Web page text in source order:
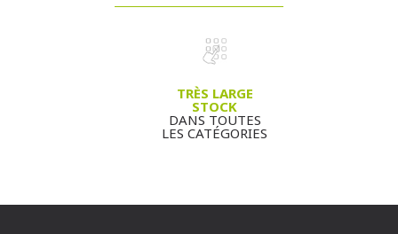
TRÈS LARGE
STOCK
DANS TOUTES
LES CATÉGORIES